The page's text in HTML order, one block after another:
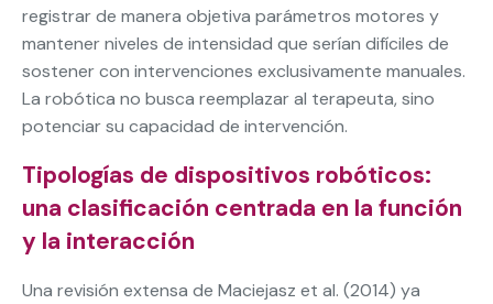
registrar de manera objetiva parámetros motores y
mantener niveles de intensidad que serían difíciles de
sostener con intervenciones exclusivamente manuales.
La robótica no busca reemplazar al terapeuta, sino
potenciar su capacidad de intervención.
Tipologías de dispositivos robóticos:
una clasificación centrada en la función
y la interacción
Una revisión extensa de Maciejasz et al. (2014) ya